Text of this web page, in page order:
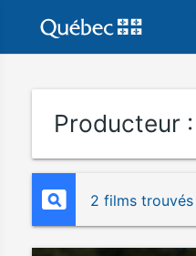
Producteur :
2 films trouvés